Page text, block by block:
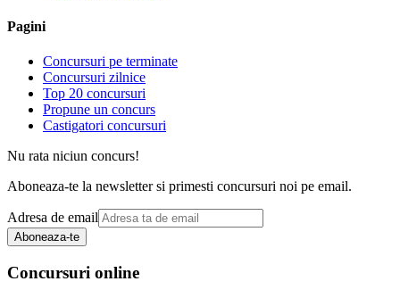
Pagini
Concursuri pe terminate
Concursuri zilnice
Top 20 concursuri
Propune un concurs
Castigatori concursuri
Nu rata niciun concurs!
Aboneaza-te la newsletter si primesti concursuri noi pe email.
Adresa de email
Aboneaza-te
Concursuri online